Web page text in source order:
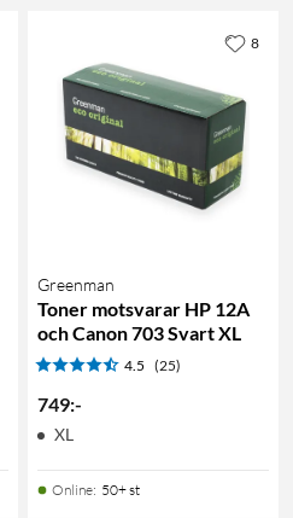
Greenman
Toner motsvarar HP 12A
och Canon 703 Svart XL
4.5 (25)
749:-
XL
Online: 50+ st
8